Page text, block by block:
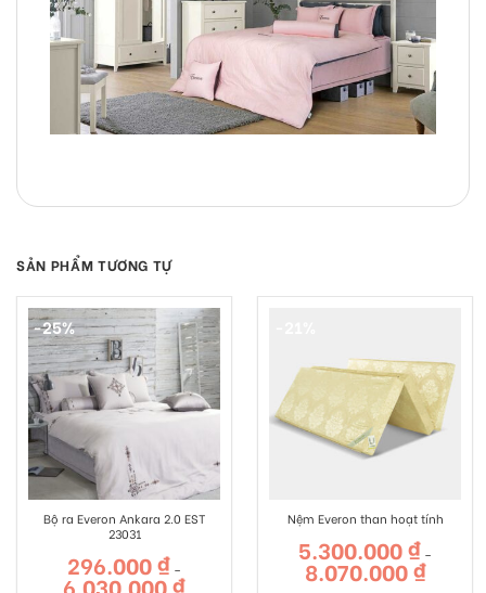
SẢN PHẨM TƯƠNG TỰ
-25%
Bộ ra Everon Ankara 2.0 EST
23031
296.000₫ –
6.030.000₫Khoảng
Nệm Everon than hoạt tính
5.300.000₫ –
8.070.000₫Khoảng
giá: